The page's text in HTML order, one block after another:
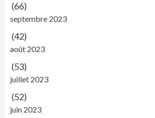
(66)
septembre 2023
(42)
août 2023
(53)
juillet 2023
(52)
juin 2023